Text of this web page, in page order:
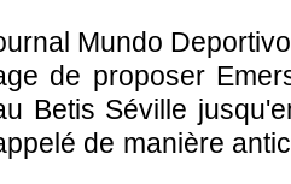
Mundo
de proposer
Betis Séville
de manière